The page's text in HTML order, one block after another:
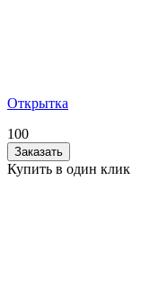
Открытка
100
Заказать
Купить в один клик